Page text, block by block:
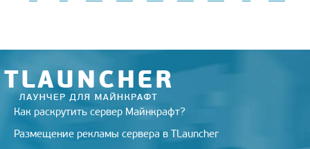
Как раскрутить сервер Майнкрафт?
Размещение рекламы сервера в TLauncher